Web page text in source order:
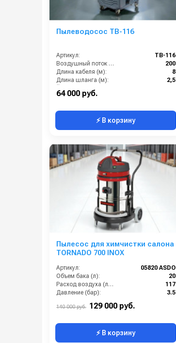
Пылеводосос TB-116
Артикул:
TB-116
Воздушный поток (л/сек):
200
Длина кабеля (м):
8
Длина шланга (м):
2,5
Ёмкость бака (л):
64 000 руб.
⚡ В корзину
Пылесос для химчистки салона
TORNADO 700 INOX
Артикул:
05820 ASDO
Объем бака (л):
20
Расход воздуха (л/сек):
117
Давление (бар):
3.5
140 000 руб. 129 000 руб.
⚡ В корзину